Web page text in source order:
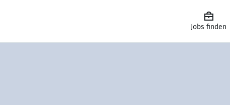
Jobs finden